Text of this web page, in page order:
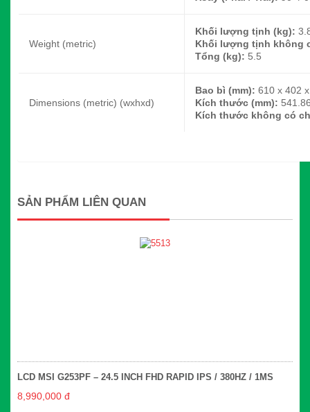
Weight (metric)
Khối lượng tịnh (kg):
Khối lượng tịnh không
Tổng (kg): 5.5
Dimensions (metric) (wxhxd)
Bao bì (mm): 610 x 402
Kích thước (mm):
Kích thước không có
SẢN PHẨM LIÊN QUAN
LCD MSI G253PF – 24.5 INCH FHD RAPID IPS / 380HZ / 1MS
8,990,000 đ